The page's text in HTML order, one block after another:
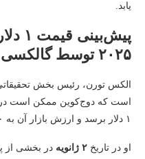
یابد.
۲۰۲۵ توسط گالکسی ریسرچ
الکس تورن، رئیس بخش
۱ دلار برسد و ارزش بازار آن به ۱۰۰ میلیارد دلار افزایش یابد.
او در تاریخ ۲ ژانویه
در بخشی از